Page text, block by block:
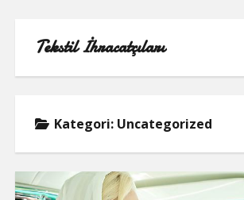
Tekstil İhracatçıları
1000 LINKEDIN TAKIPÇI
Kategori: Uncategorized